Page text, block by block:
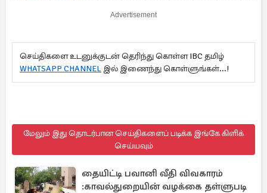
Advertisement
செய்திகளை உடனுக்குடன் தெரிந்து கொள்ள IBC தமிழ்
WHATSAPP CHANNEL இல் இணைந்து கொள்ளுங்கள்...!
மேலும் இது தொடர்பான செய்திகளைப் படிக்க இங்கே கிளிக்
செய்யவும்
தையிட்டி பவானி வீதி விவகாரம்
:காவல்துறையின் வழக்கை தள்ளுபடி